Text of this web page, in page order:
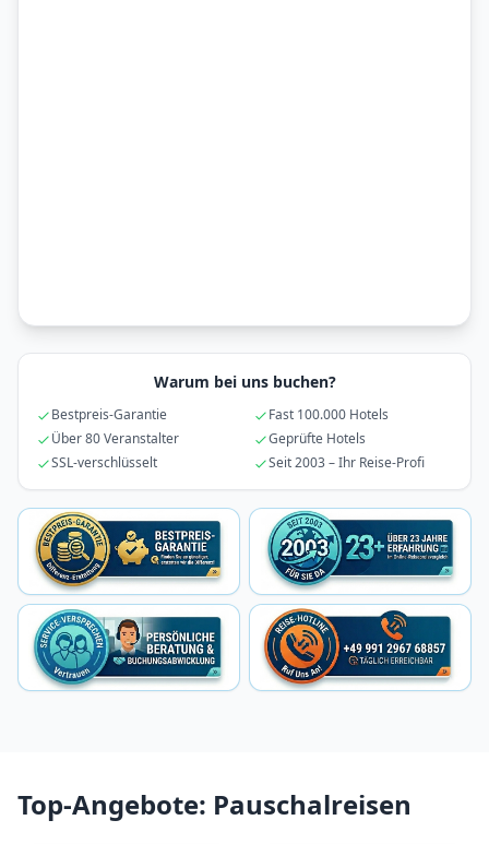
Warum bei uns buchen?
Bestpreis-Garantie
Fast 100.000 Hotels
Über 80 Veranstalter
Geprüfte Hotels
SSL-verschlüsselt
Seit 2003 – Ihr Reise-Profi
Top-Angebote: Pauschalreisen